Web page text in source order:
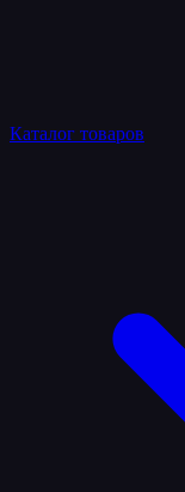
Каталог товаров